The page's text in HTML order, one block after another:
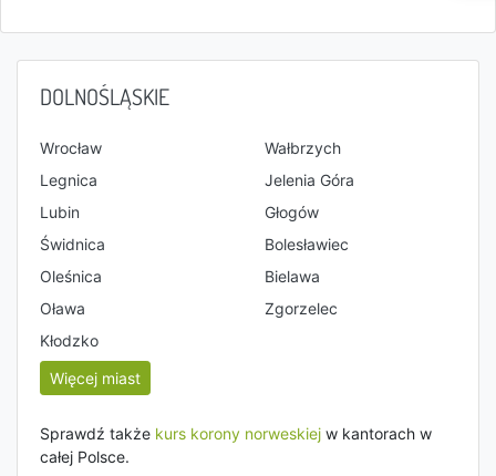
DOLNOŚLĄSKIE
Wrocław
Wałbrzych
Legnica
Jelenia Góra
Lubin
Głogów
Świdnica
Bolesławiec
Oleśnica
Bielawa
Oława
Zgorzelec
Kłodzko
Więcej miast
Sprawdź także kurs korony norweskiej w kantorach w
całej Polsce.